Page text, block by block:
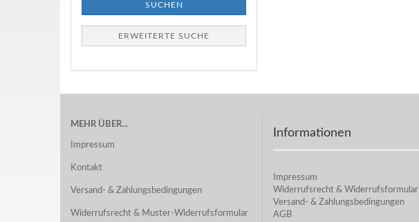
SUCHEN
ERWEITERTE SUCHE
MEHR ÜBER...
Impressum
Kontakt
Versand- & Zahlungsbedingungen
Widerrufsrecht & Muster-Widerrufsformular
Informationen
Impressum
Widerrufsrecht & Widerrufsformular
Versand- & Zahlungsbedingungen
AGB